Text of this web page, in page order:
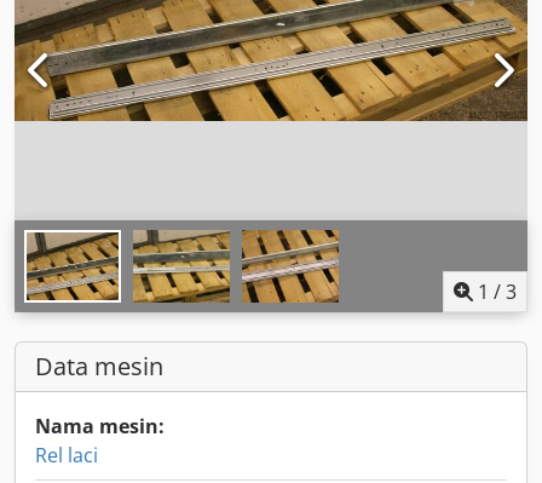
1 /3
Data mesin
Nama mesin:
Rel laci